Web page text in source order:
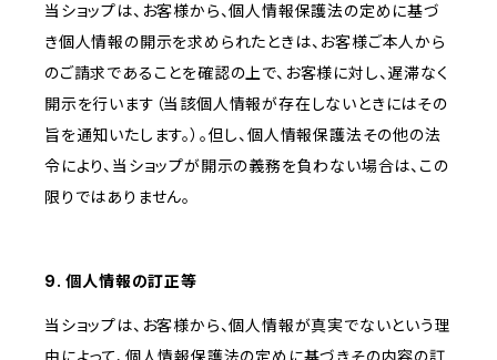
当ショップは、お客様から、個人情報保護法の定めに基づ
き個人情報の開示を求められたときは、お客様ご本人から
のご請求であることを確認の上で、お客様に対し、遅滞なく
開示を行います（当該個人情報が存在しないときにはその
旨を通知いたします。）。但し、個人情報保護法その他の法
令により、当ショップが開示の義務を負わない場合は、この
限りではありません。
9. 個人情報の訂正等
当ショップは、お客様から、個人情報が真実でないという理